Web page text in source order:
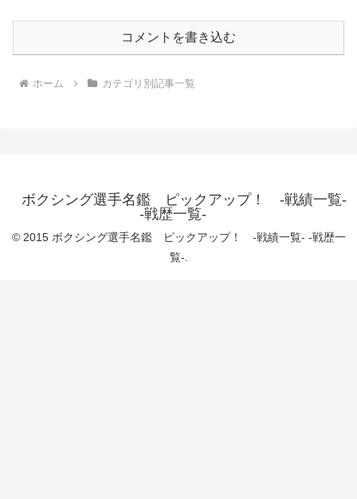
コメントを書き込む
ホーム カテゴリ別記事一覧
ボクシング選手名鑑 ピックアップ！ -戦績一覧-
-戦歴一覧-
© 2015 ボクシング選手名鑑 ピックアップ！ -戦績一覧- -戦歴一
覧-.